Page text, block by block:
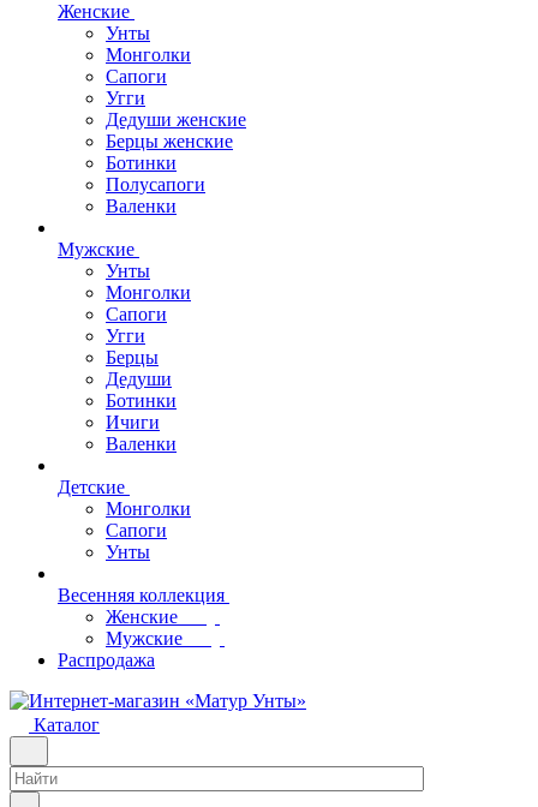
Женские
Унты
Монголки
Сапоги
Угги
Дедуши женские
Берцы женские
Ботинки
Полусапоги
Валенки
Мужские
Унты
Монголки
Сапоги
Угги
Берцы
Дедуши
Ботинки
Ичиги
Валенки
Детские
Монголки
Сапоги
Унты
Весенняя коллекция
Женские
Мужские
Распродажа
Каталог